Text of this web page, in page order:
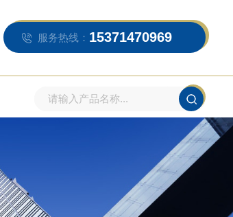
服务热线： 15371470969